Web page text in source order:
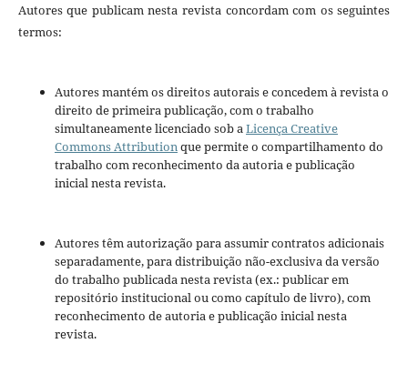
Autores que publicam nesta revista concordam com os seguintes
termos:
Autores mantém os direitos autorais e concedem à revista o
direito de primeira publicação, com o trabalho
simultaneamente licenciado sob aLicença Creative
Commons Attributionque permite o compartilhamento do
trabalho com reconhecimento da autoria e publicação
inicial nesta revista.
Autores têm autorização para assumir contratos adicionais
separadamente, para distribuição não-exclusiva da versão
do trabalho publicada nesta revista (ex.: publicar em
repositório institucional ou como capítulo de livro), com
reconhecimento de autoria e publicação inicial nesta
revista.